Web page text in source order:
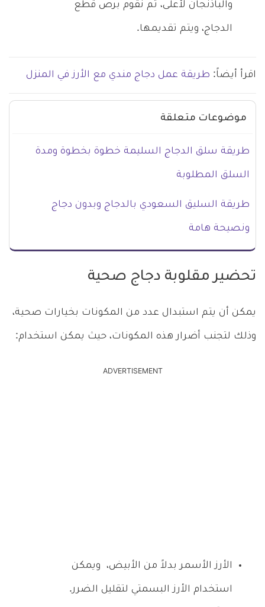
والباذنجان لأعلى، ثم نقوم برص قطع
الدجاج، ويتم تقديمها.
اقرأ أيضاً: طريقة عمل دجاج مندي مع الأرز في المنزل
موضوعات متعلقة
طريقة سلق الدجاج السليمة خطوة بخطوة ومدة
السلق المطلوبة
طريقة السليق السعودي بالدجاج وبدون دجاج
ونصيحة هامة
تحضير مقلوبة دجاج صحية
يمكن أن يتم استبدال عدد من المكونات بخيارات صحية،
وذلك لتجنب أضرار هذه المكونات، حيث يمكن استخدام:
ADVERTISEMENT
الأرز الأسمر بدلاً من الأبيض، ويمكن
استخدام الأرز البسمتي لتقليل الضرر.